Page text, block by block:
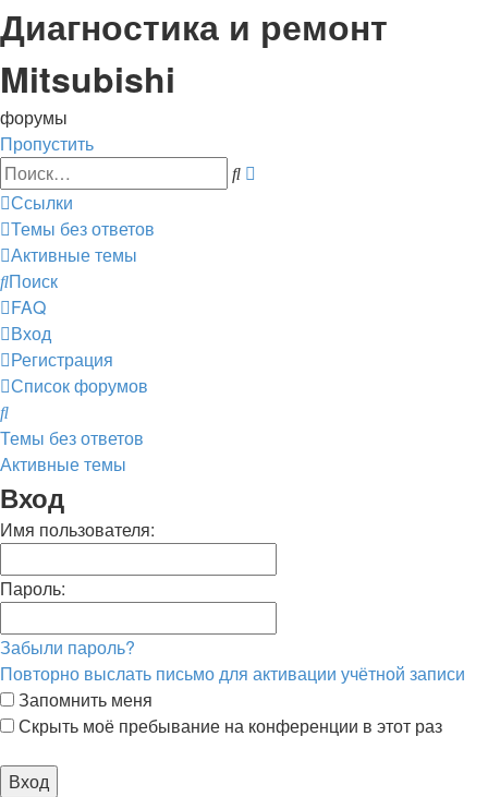
Диагностика и ремонт
Mitsubishi
форумы
Пропустить
Поиск
Ссылки
Темы без ответов
Активные темы
Поиск
FAQ
Вход
Регистрация
Список форумов
Поиск
Темы без ответов
Активные темы
Вход
Имя пользователя:
Пароль:
Забыли пароль?
Повторно выслать письмо для активации учётной записи
Запомнить меня
Скрыть моё пребывание на конференции в этот раз